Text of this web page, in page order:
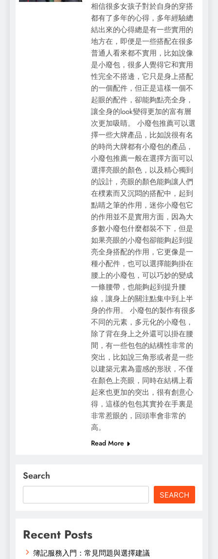
相信很多女孩子對於自身的穿搭
都有了多年的心得，多年經驗總
結出來的心得總是有一些實用的
地方在，即便是一些搭配在很多
普通人看來都不實用，比如說像
是小廢包，很多人覺得它和實用
性完全不搭邊，它只是身上搭配
的一個配件，但正是這樣一個不
起眼的配件，卻能夠點亮全身，
讓全身的look變得更加的富有層
次更加吸睛。 小廢包推薦可以選
擇一些大牌產品，比如說很有名
的時尚大牌都有小廢包的產品，
小廢包推薦一般在選擇方面可以
選擇亮眼的顏色，以及精心獨到
的設計，亮眼的顏色能夠讓人們
在樸素而又沉悶的搭配中，起到
點睛之筆的作用，迷你小廢包它
的作用並不是實用方面，因為大
多數小廢包什麼都裝不下，但是
如果亮眼的小廢包卻能夠起到提
亮全身搭配的作用，它更像是一
種小配件，也可以選擇能夠掛在
腰上的小廢包，可以巧妙的變成
一條腰帶，也能夠起到提升腰
線，讓身上的關注點集中到上半
身的作用。 小廢包的製作有很多
不同的元素，多元化的小廢包，
除了背在身上之外還可以掛在腰
間，有一些包包的結構性非常的
突出，比如說三角形或者是一些
以建築元素為靈感的形狀，不僅
在顏色上亮眼，同時在結構上看
起來也更加的突出，很有創意心
得，這樣的包包其實拎在手裏是
非常惹眼的，回頭率會非常的
高。
Read More
Search
SEARCH
Recent Posts
簿記服務入門：常見問題與選擇建議